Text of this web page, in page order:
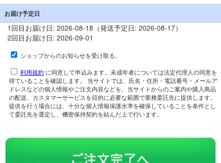
お届け予定日
1回目お届け日: 2026-08-18（発送予定日: 2026-08-17）
2回目お届け日: 2026-09-01
ショップからのお知らせを受け取る。
利用規約に同意して申込みます。未成年者については法定代理人の同意を
得ていることを確認します。 当サイトでは、氏名・住所・電話番号・メールア
ドレスなどの個人情報やご注文内容などを、当サイトからのご案内や購入商品
の配送、カスタマーサービスを目的に必要な範囲で業務委託先に提供します。
提供を行う場合には、十分な個人情報保護水準を確保していることを条件とし
て委託先を選定し、機密保持契約を結んだ上で行います。